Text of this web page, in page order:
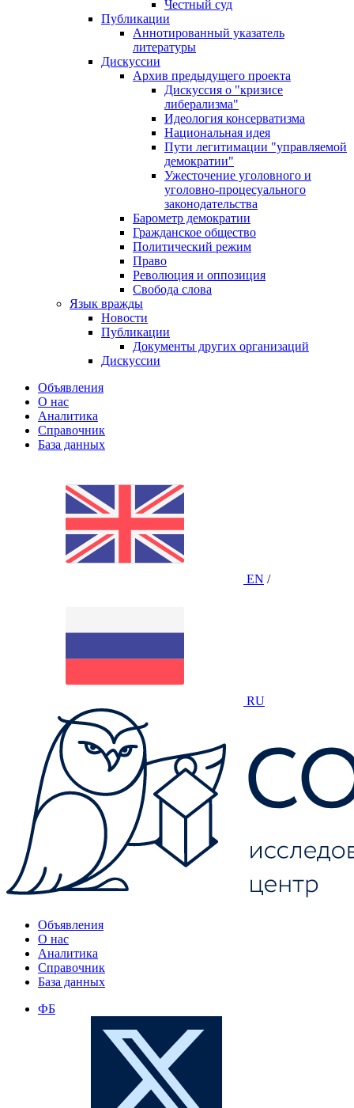
Честный суд
Публикации
Аннотированный указатель
литературы
Дискуссии
Архив предыдущего проекта
Дискуссия о "кризисе
либерализма"
Идеология консерватизма
Национальная идея
Пути легитимации "управляемой
демократии"
Ужесточение уголовного и
уголовно-процесуального
законодательства
Барометр демократии
Гражданское общество
Политический режим
Право
Революция и оппозиция
Свобода слова
Язык вражды
Новости
Публикации
Документы других организаций
Дискуссии
Объявления
О нас
Аналитика
Справочник
База данных
EN /
RU
Объявления
О нас
Аналитика
Справочник
База данных
ФБ